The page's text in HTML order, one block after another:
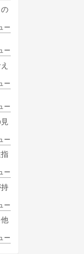
ー
ー
ー
ー
ー
ー
ー
ー